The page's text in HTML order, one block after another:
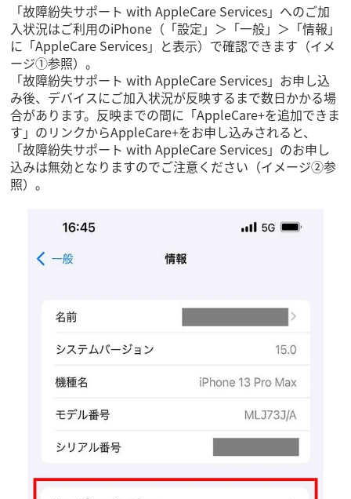
「故障紛失サポート with AppleCare Services」へのご加
入状況はご利用のiPhone（「設定」＞「一般」＞「情報」
に「AppleCare Services」と表示）で確認できます（イメ
ージ①参照）。
「故障紛失サポート with AppleCare Services」お申し込
み後、デバイスにご加入状況が反映するまで数日かかる場
合があります。反映までの間に「AppleCare+を追加できま
す」のリンクからAppleCare+をお申し込みされると、
「故障紛失サポート with AppleCare Services」のお申し
込みは無効となりますのでご注意ください（イメージ②参
照）。